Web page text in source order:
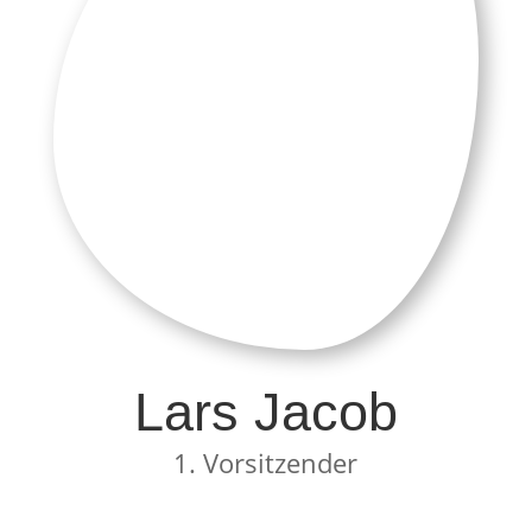
Lars Jacob
1. Vorsitzender